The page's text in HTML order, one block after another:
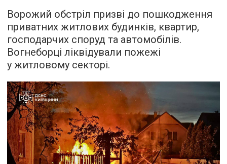
Ворожий обстріл призві до пошкодження
приватних житлових будинків, квартир,
господарчих споруд та автомобілів.
Вогнеборці ліквідували пожежі
у житловому секторі.